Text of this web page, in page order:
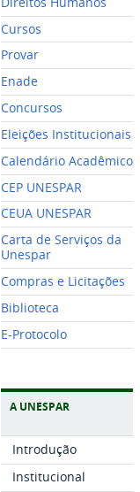
Cursos
Provar
Enade
Concursos
Eleições Institucionais
Calendário Acadêmico
CEP UNESPAR
CEUA UNESPAR
Carta de Serviços da
Unespar
Compras e Licitações
Biblioteca
E-Protocolo
A UNESPAR
Introdução
Institucional